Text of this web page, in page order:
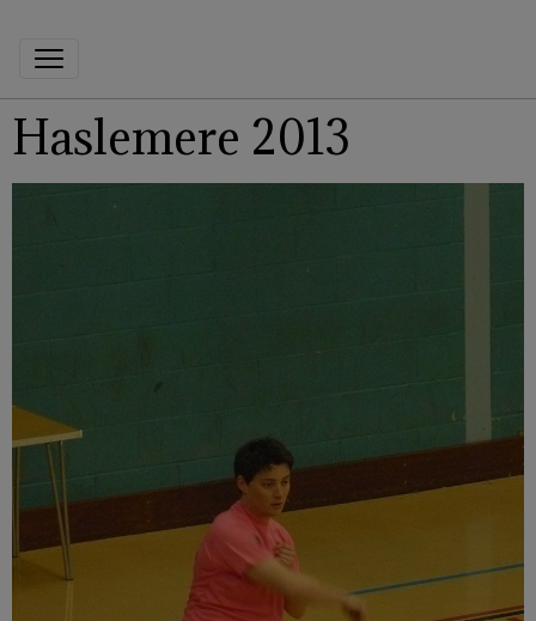
Haslemere 2013